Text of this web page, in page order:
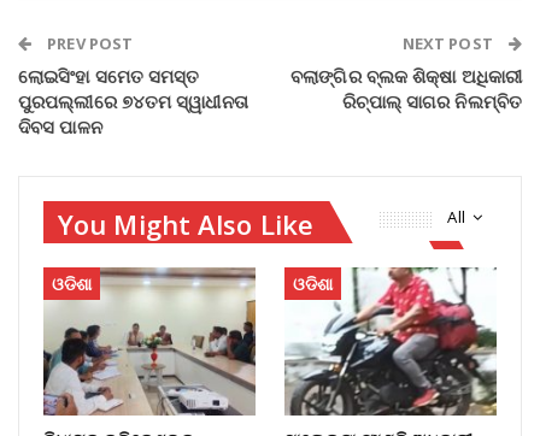
PREV POST
ଲୋଇସିଂହା ସମେତ ସମସ୍ତ
ପୁରପଲ୍ଲୀରେ ୭୪ତମ ସ୍ୱାଧୀନତା
ଦିବସ ପାଳନ
NEXT POST
ବଲାଙ୍ଗିର ବ୍ଲକ ଶିକ୍ଷା ଅଧିକାରୀ
ରିଚ୍‌ପାଲ୍‌ ସାଗର ନିଲମ୍ବିତ
All
You Might Also Like
ଓଡିଶା ଓଡିଶା